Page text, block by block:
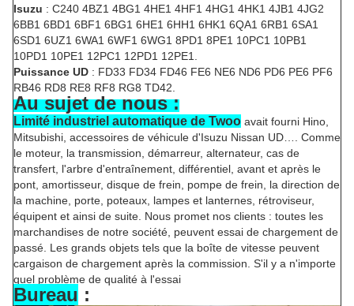
Isuzu : C240 4BZ1 4BG1 4HE1 4HF1 4HG1 4HK1 4JB1 4JG2
6BB1 6BD1 6BF1 6BG1 6HE1 6HH1 6HK1 6QA1 6RB1 6SA1
6SD1 6UZ1 6WA1 6WF1 6WG1 8PD1 8PE1 10PC1 10PB1
10PD1 10PE1 12PC1 12PD1 12PE1.
Puissance UD : FD33 FD34 FD46 FE6 NE6 ND6 PD6 PE6 PF6
RB46 RD8 RE8 RF8 RG8 TD42.
Au sujet de nous :
Limité industriel automatique de Twoo avait fourni Hino,
Mitsubishi, accessoires de véhicule d'Isuzu Nissan UD…. Comme
le moteur, la transmission, démarreur, alternateur, cas de
transfert, l'arbre d'entraînement, différentiel, avant et après le
pont, amortisseur, disque de frein, pompe de frein, la direction de
la machine, porte, poteaux, lampes et lanternes, rétroviseur,
équipent et ainsi de suite. Nous promet nos clients : toutes les
marchandises de notre société, peuvent essai de chargement de
passé. Les grands objets tels que la boîte de vitesse peuvent
cargaison de chargement après la commission. S'il y a n'importe
quel problème de qualité à l'essai
Bureau :